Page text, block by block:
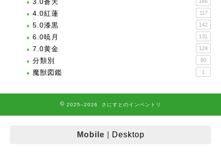
3.0蒼天
4.0紅蓮 117
5.0漆黒 142
6.0暁月 131
7.0黄金 124
分類別 90
魔獣図鑑 1
2025–2026 さにすとのインベントリ
Mobile Desktop